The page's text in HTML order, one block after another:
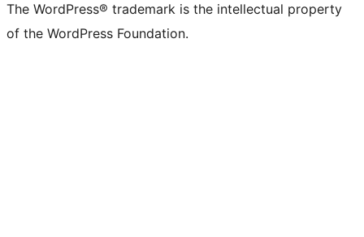
The WordPress® trademark is the intellectual property
of the WordPress Foundation.